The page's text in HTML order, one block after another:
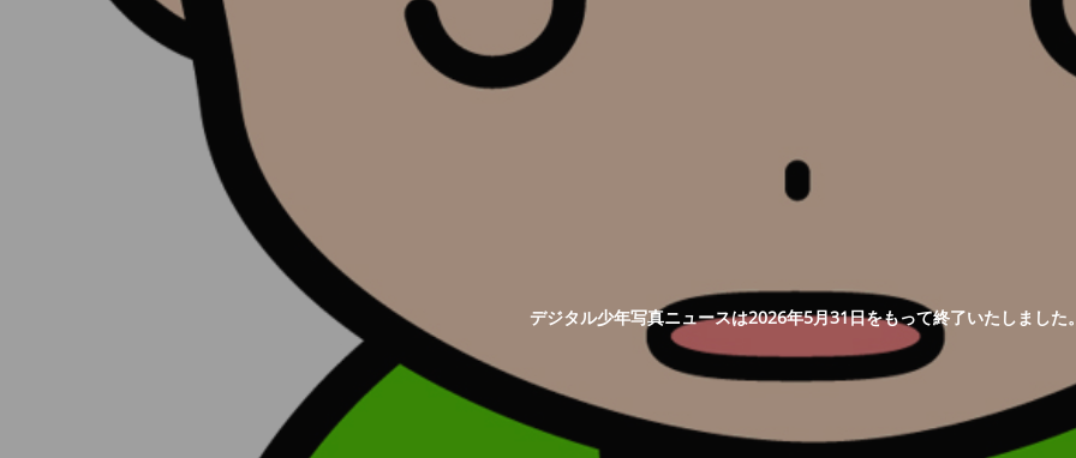
デジタル少年写真ニュースは2026年5月31日をもって終了いたしました